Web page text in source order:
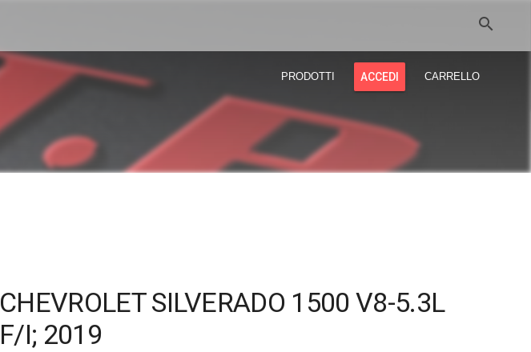
search
PRODOTTI ACCEDI CARRELLO
CHEVROLET SILVERADO 1500 V8-5.3L
F/I; 2019